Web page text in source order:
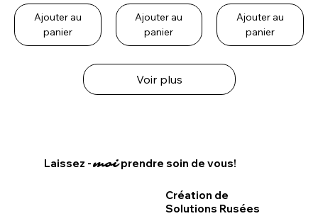
Ajouter au
panier
Ajouter au
panier
Ajouter au
panier
Voir plus
Création de
Solutions Rusées
Laissez -moiprendre soin de vous!